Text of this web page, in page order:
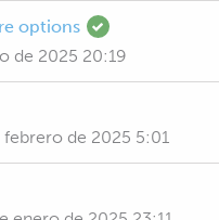
options
de 2025 20:19
febrero de 2025 5:01